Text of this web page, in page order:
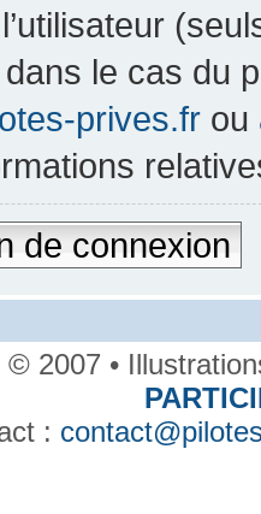
le cas du
prives.fr ou
de connexion
© 2007 •
: